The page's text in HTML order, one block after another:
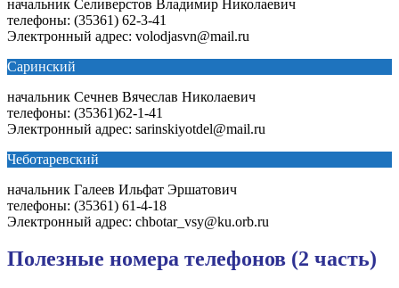
начальник Селиверстов Владимир Николаевич
телефоны: (35361) 62-3-41
Электронный адрес: volodjasvn@mail.ru
Саринский
начальник Сечнев Вячеслав Николаевич
телефоны: (35361)62-1-41
Электронный адрес: sarinskiyotdel@mail.ru
Чеботаревский
начальник Галеев Ильфат Эршатович
телефоны: (35361) 61-4-18
Электронный адрес: chbotar_vsy@ku.orb.ru
Полезные номера телефонов (2 часть)